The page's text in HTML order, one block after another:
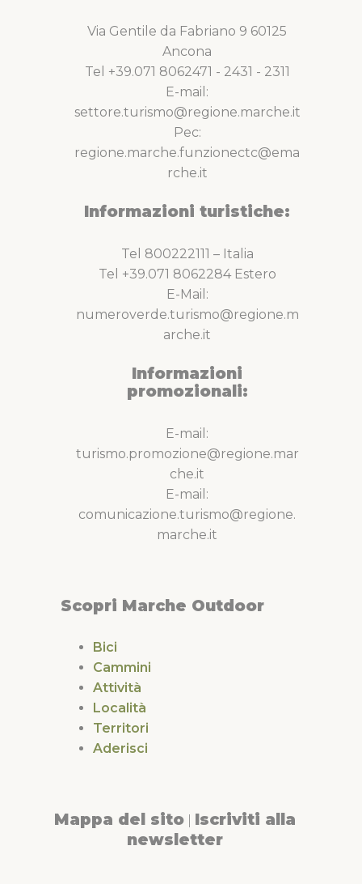
Via Gentile da Fabriano 9 60125
Ancona
Tel +39.071 8062471 - 2431 - 2311
E-mail:
settore.turismo@regione.marche.it
Pec:
regione.marche.funzionectc@ema
rche.it
Informazioni turistiche:
Tel 800222111 – Italia
Tel +39.071 8062284 Estero
E-Mail:
numeroverde.turismo@regione.m
arche.it
Informazioni
promozionali:
E-mail:
turismo.promozione@regione.mar
che.it
E-mail:
comunicazione.turismo@regione.
marche.it
Scopri Marche Outdoor
Bici
Cammini
Attività
Località
Territori
Aderisci
Mappa del sito Iscriviti alla
newsletter